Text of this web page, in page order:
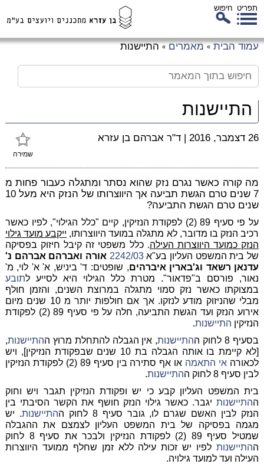
תפריט חיפוש
עמוד הבית » מאמרים » התיישנות
התיישנות
שמירה
26 דצמבר, 2016 | ד"ר אברהם בן עזרא
מה קורה כאשר נגרם נזק שהוא נסתר ומתגלה כעבור פחות מ
7 שנים טרם הגשת תביעה אך היווצרותו של הנזק היא מעל 10
שנים טרם הגשת התביעה?
על פי סעיף 89 (2) לפקודת הנזיקין, קיים "כלל הגילוי", לפיו כאשר
רכיב הנזק בו מדובר, לא מתגלה במועד היווצרותו, ייקבע מועד גילוי
הנזק כמועד היווצרות העילה. כלל משפטי זה קיבל חיזוק בפסיקה
של בית המשפט העליון בע"א2242/03 אורה ואברהם אברהם נ'
עדנאן רשאד וג'בארין איברהים, שופטים: ד' ביניש, א' א' לוי, מ'
נאור, פורסם ב"פדאור". מטרת כלל הגילוי היא לסייע לתובע
במצוקתו כאשר נזק סמוי מתגלה במרוצת השנים, והזמן חולף
מבלי שהניזוק מודע לנזקו. אך אם חולפות יותר מ 10 שנים מיום
אירוע הנזק ועד הגשת התביעה, חלה על פי סעיף 89 (2) לפקודת
הנזיקין התיישנות.
בסעיף 8 לחוק ה
התיישנות, אין הגבלה להתחלת מרוץ ההתיישנות,
[לא קיימת בו אותה הגבלה בת 10 שנים שבפקודת הנזיקין], ויש
לכאורה אי התאמה
או אף סתירה בין סעיף 89 (2) לפקודת הנזיקין
לבין סעיף 8 לחוק ה
התיישנות.
בית המשפט העליון קבע כי יש ופקודת הנזיקין תגבר ויש וחוק
ההתיישנותיגבר. כאשר גילוי הנזק חושף את הקשר הסיבתי בין
הנזק לבין האשם שגרם לו, גובר סעיף 8 לחוק ה
התיישנות. יש
מגמה בפסיקה של בית המשפט העליון לצמצם את ההגבלה
שמטיל סעיף 89 (2) לפקודת הנזיקין ולבכר את סעיף 8 לחוק
ההתיישנותלפיו יש זכות עילה ללא זמן שחלף ממועד היווצרות
העילה ועד למועד גילויה.